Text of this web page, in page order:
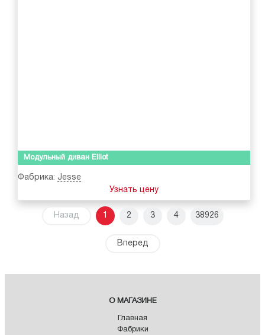
Модульный диван Elliot
Фабрика: Jesse
Узнать цену
Назад 1 2 3 4 38926
Вперед
О МАГАЗИНЕ
Главная
Фабрики